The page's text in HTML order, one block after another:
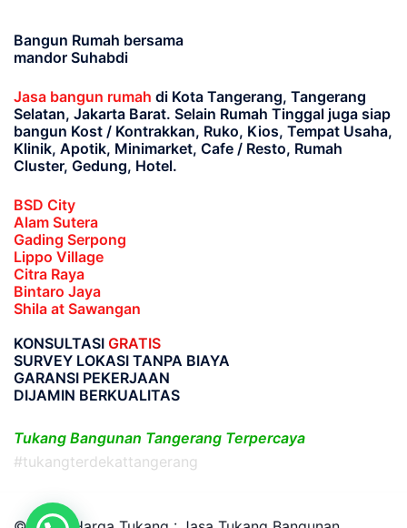
Bangun Rumah bersama
mandor Suhabdi
Jasa bangun rumah di Kota Tangerang, Tangerang
Selatan, Jakarta Barat. Selain Rumah Tinggal juga siap
bangun Kost / Kontrakkan, Ruko, Kios, Tempat Usaha,
Klinik, Apotik, Minimarket, Cafe / Resto, Rumah
Cluster, Gedung, Hotel.
BSD City
Alam Sutera
Gading Serpong
Lippo Village
Citra Raya
Bintaro Jaya
Shila at Sawangan
KONSULTASI GRATIS
SURVEY LOKASI TANPA BIAYA
GARANSI PEKERJAAN
DIJAMIN BERKUALITAS
Tukang Bangunan Tangerang Terpercaya
#tukangterdekattangerang